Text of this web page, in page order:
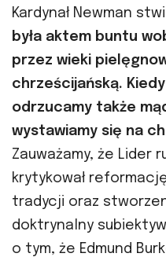
Kardynał Newman
była aktem buntu
przez wieki
chrześcijańską.
odrzucamy także
wystawiamy się na
Zauważamy, że Lider
krytykował
tradycji oraz
doktrynalny
o tym, że Edmund